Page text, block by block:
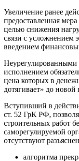
Увеличение ранее
предоставленная
целью снижения
связи с усложнением
введением
Неурегулированными
исполнением
цена которых в
дотягивает» до
Вступивший в
ст. 52 ГрК РФ,
строительных работ
саморегулируемой
отсутствуют
алгоритма